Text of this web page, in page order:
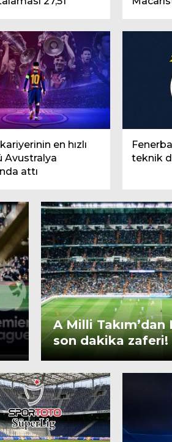
en hızlı
Avustralya
attı
teknik
A Milli Takım’dan
son dakika zaferi!
faiz artışı
Spor